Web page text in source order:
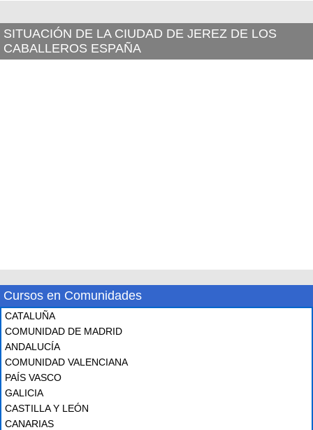
SITUACIÓN DE LA CIUDAD DE JEREZ DE LOS
CABALLEROS ESPAÑA
Cursos en Comunidades
CATALUÑA
COMUNIDAD DE MADRID
ANDALUCÍA
COMUNIDAD VALENCIANA
PAÍS VASCO
GALICIA
CASTILLA Y LEÓN
CANARIAS